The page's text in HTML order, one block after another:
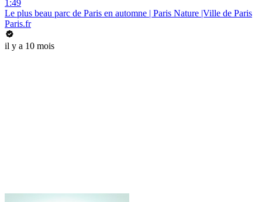
1:49
Le plus beau parc de Paris en automne | Paris Nature |Ville de Paris
Paris.fr
il y a 10 mois